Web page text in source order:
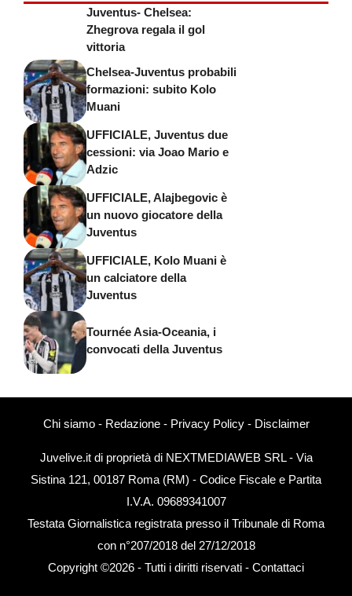
Juventus- Chelsea:
Zhegrova regala il gol
vittoria
Chelsea-Juventus probabili
formazioni: subito Kolo
Muani
UFFICIALE, Juventus due
cessioni: via Joao Mario e
Adzic
UFFICIALE, Alajbegovic è
un nuovo giocatore della
Juventus
UFFICIALE, Kolo Muani è
un calciatore della
Juventus
Tournée Asia-Oceania, i
convocati della Juventus
Chi siamo- Redazione- Privacy Policy- Disclaimer
Juvelive.it di proprietà di NEXTMEDIAWEB SRL - Via
Sistina 121, 00187 Roma (RM) - Codice Fiscale e Partita
I.V.A. 09689341007
Testata Giornalistica registrata presso il Tribunale di Roma
con n°207/2018 del 27/12/2018
Copyright ©2026 - Tutti i diritti riservati - Contattaci